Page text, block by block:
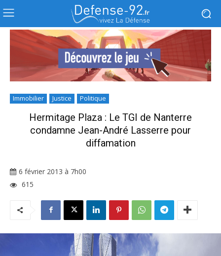
Immobilier Justice Politique
Hermitage Plaza : Le TGI de Nanterre
condamne Jean-André Lasserre pour
diffamation
6 février 2013 à 7h00
615